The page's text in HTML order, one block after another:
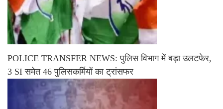
POLICE TRANSFER NEWS: पुलिस विभाग में बड़ा उलटफेर,
3 SI समेत 46 पुलिसकर्मियों का ट्रांसफर